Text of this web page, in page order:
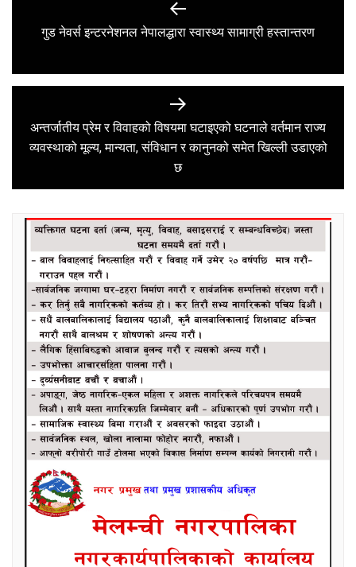
Previous
गुड नेवर्स इन्टरनेशनल नेपालद्धारा स्वास्थ्य सामाग्री हस्तान्तरण
Next
post:
अन्तर्जातीय प्रेम र विवाहको विषयमा घटाइएको घटनाले वर्तमान राज्य
व्यवस्थाको मूल्य, मान्यता, संविधान र कानुनको समेत खिल्ली उडाएको
छ